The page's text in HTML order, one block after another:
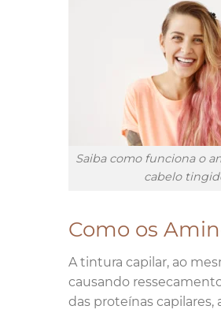
Saiba como funciona o
cabelo
Como os
A tintura capilar, ao
causando
das proteínas